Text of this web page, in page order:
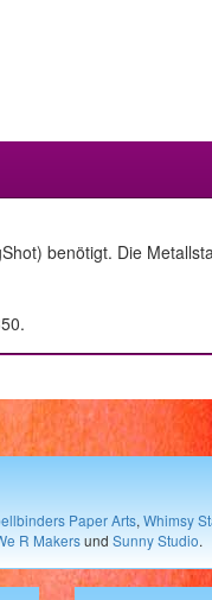
benötigt. Die
Paper Arts, Whimsy
R Makersund Sunny Studio.